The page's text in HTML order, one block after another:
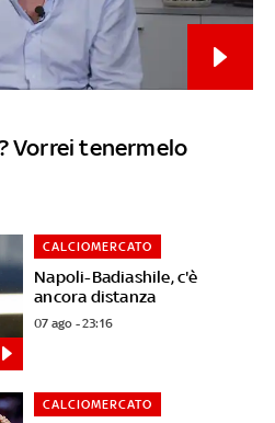
Vorrei tenermelo
Napoli-Badiashile, c'è
ancora distanza
CALCIOMERCATO
07 ago - 23:16
CALCIOMERCATO